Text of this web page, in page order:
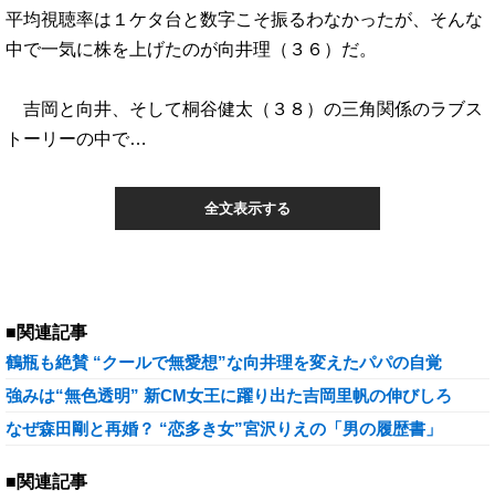
平均視聴率は１ケタ台と数字こそ振るわなかったが、そんな
中で一気に株を上げたのが向井理（３６）だ。
吉岡と向井、そして桐谷健太（３８）の三角関係のラブス
トーリーの中で…
全文表示する
■関連記事
鶴瓶も絶賛 “クールで無愛想”な向井理を変えたパパの自覚
強みは“無色透明” 新CM女王に躍り出た吉岡里帆の伸びしろ
なぜ森田剛と再婚？ “恋多き女”宮沢りえの「男の履歴書」
■関連記事